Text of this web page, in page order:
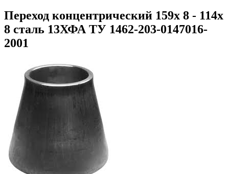
Переход концентрический 159х 8 - 114х
8 сталь 13ХФА ТУ 1462-203-0147016-
2001